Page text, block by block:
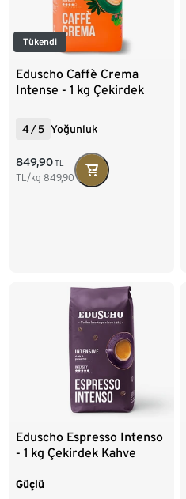
Tükendi
Eduscho Caffè Crema
Intense - 1 kg Çekirdek
4/5 Yoğunluk
849,90TL
TL/kg 849,90
Eduscho Espresso Intenso
- 1 kg Çekirdek Kahve
Güçlü